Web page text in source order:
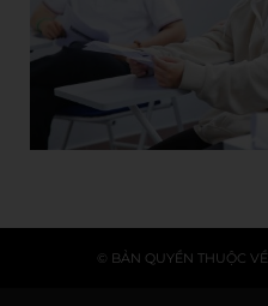
© BẢN QUYỀN THUỘC VỀ